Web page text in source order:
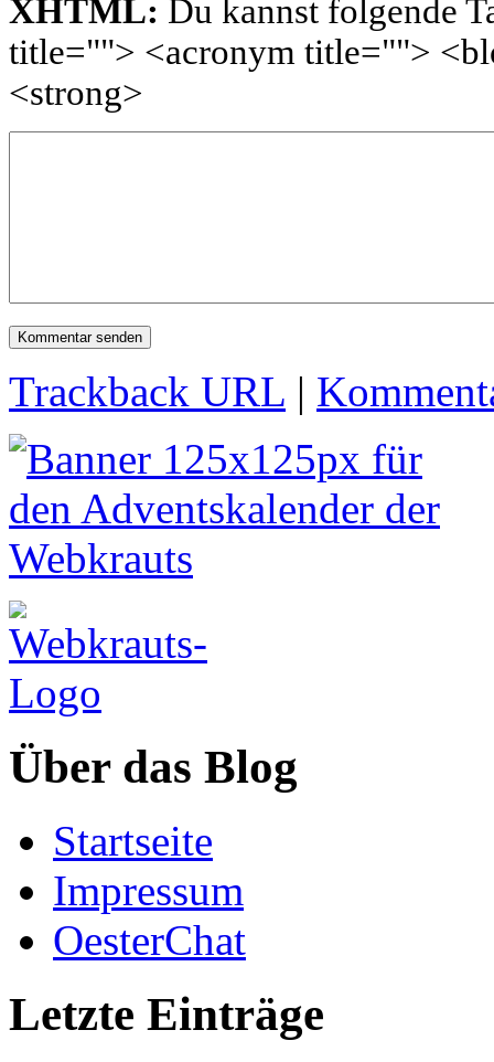
XHTML: Du kannst folgende
title=""> <acronym title="">
<strong>
Trackback URL |
Über das Blog
Startseite
Impressum
OesterChat
Letzte Einträge